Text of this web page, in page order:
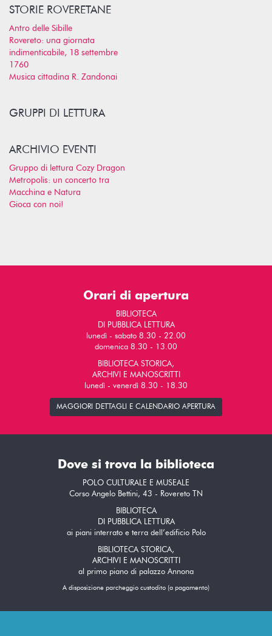
STORIE ROVERETANE
Antro delle Sibille
Rovereto: una giornata
indimenticabile, 18 settembre
1760
Musica cittadina R. Zandonai
GRUPPI DI LETTURA
ARCHIVIO EVENTI
Gruppo di lettura Cozy Dragon
Metropolis: un concerto tra
Macchina e Natura
Gioca con noi!
Orari di apertura
BIBLIOTECA
DI PUBBLICA LETTURA
lunedì - sabato 8.30 - 22.00
domenica 8.30 - 13.00
BIBLIOTECA STORICA,
ARCHIVI E MANOSCRITTI
lunedì - venerdì 8.30 - 18.30
MAGGIORI DETTAGLI E CALENDARIO APERTURA
Dove si trova la biblioteca
POLO CULTURALE E MUSEALE
Corso Angelo Bettini, 43 - Rovereto TN
BIBLIOTECA
DI PUBBLICA LETTURA
ai piani interrato e terra dell’edificio Polo
BIBLIOTECA STORICA,
ARCHIVI E MANOSCRITTI
al primo piano di palazzo Annona
A disposizione parcheggio custodito (a pagamento)